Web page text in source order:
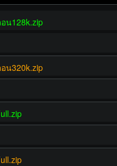
น128k.zip
น320k.zip